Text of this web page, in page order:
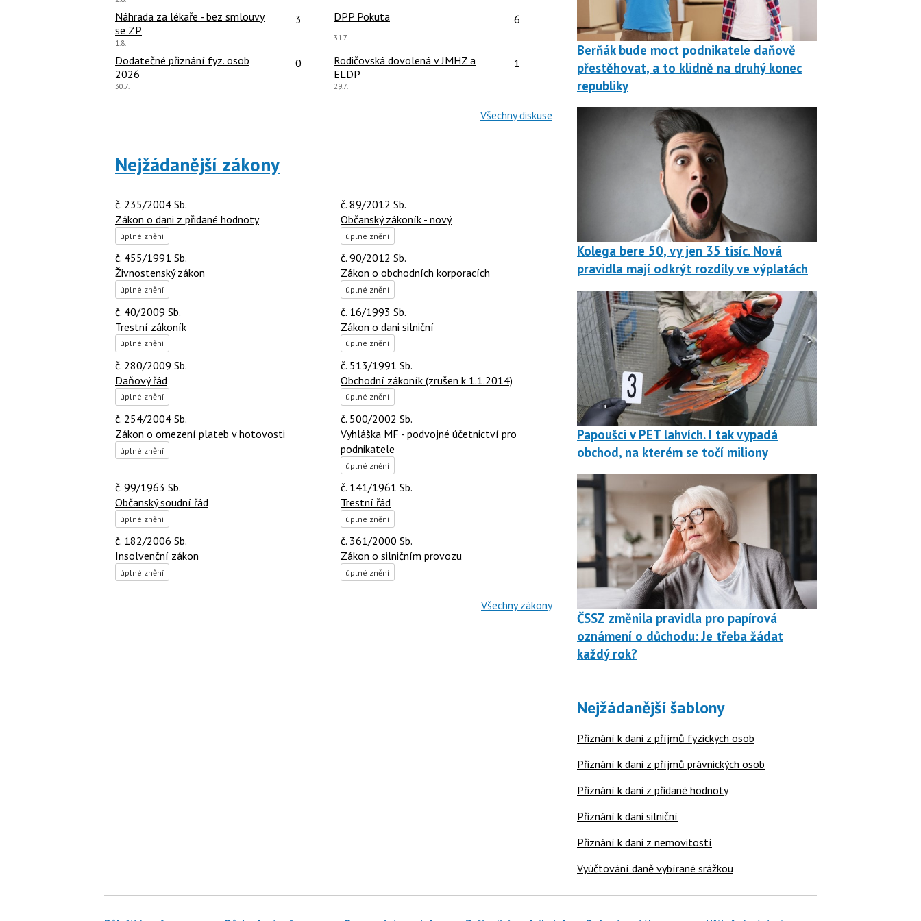
Náhrada za lékaře - bez smlouvy
se ZP
Počet reakcí:
3
Poslední
1.8.
DPP Pokuta Počet reakcí:
6
Poslední
31.7.
Dodatečné přiznání fyz. osob
2026
Počet reakcí:
0
Poslední
30.7.
Rodičovská dovolená v JMHZ a
ELDP
Počet reakcí:
1
Poslední
29.7.
Všechny diskuse
Nejžádanější zákony
č. 235/2004 Sb.
Zákon o dani z přidané hodnoty
úplné znění
č. 89/2012 Sb.
Občanský zákoník - nový
úplné znění
č. 455/1991 Sb.
Živnostenský zákon
úplné znění
č. 90/2012 Sb.
Zákon o obchodních korporacích
úplné znění
č. 40/2009 Sb.
Trestní zákoník
úplné znění
č. 16/1993 Sb.
Zákon o dani silniční
úplné znění
č. 280/2009 Sb.
Daňový řád
úplné znění
č. 513/1991 Sb.
Obchodní zákoník (zrušen k 1.1.2014)
úplné znění
č. 254/2004 Sb.
Zákon o omezení plateb v hotovosti
úplné znění
č. 500/2002 Sb.
Vyhláška MF - podvojné účetnictví pro
podnikatele
úplné znění
č. 99/1963 Sb.
Občanský soudní řád
úplné znění
č. 141/1961 Sb.
Trestní řád
úplné znění
č. 182/2006 Sb.
Insolvenční zákon
úplné znění
č. 361/2000 Sb.
Zákon o silničním provozu
úplné znění
Všechny zákony
Berňák bude moct podnikatele daňově
přestěhovat, a to klidně na druhý konec
republiky
Kolega bere 50, vy jen 35 tisíc. Nová
pravidla mají odkrýt rozdíly ve výplatách
Papoušci v PET lahvích. I tak vypadá
obchod, na kterém se točí miliony
ČSSZ změnila pravidla pro papírová
oznámení o důchodu: Je třeba žádat
každý rok?
Nejžádanější šablony
Přiznání k dani z příjmů fyzických osob
Přiznání k dani z příjmů právnických osob
Přiznání k dani z přidané hodnoty
Přiznání k dani silniční
Přiznání k dani z nemovitostí
Vyúčtování daně vybírané srážkou